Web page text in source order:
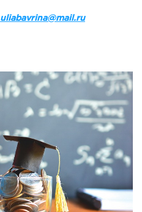
uliabavrina@mail.ru